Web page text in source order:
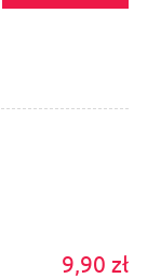
9,90 zł